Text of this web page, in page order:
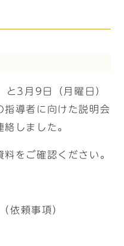
3月9日（月曜日）
指導者に向けた説明会
しました。
をご確認ください。
依頼事項）